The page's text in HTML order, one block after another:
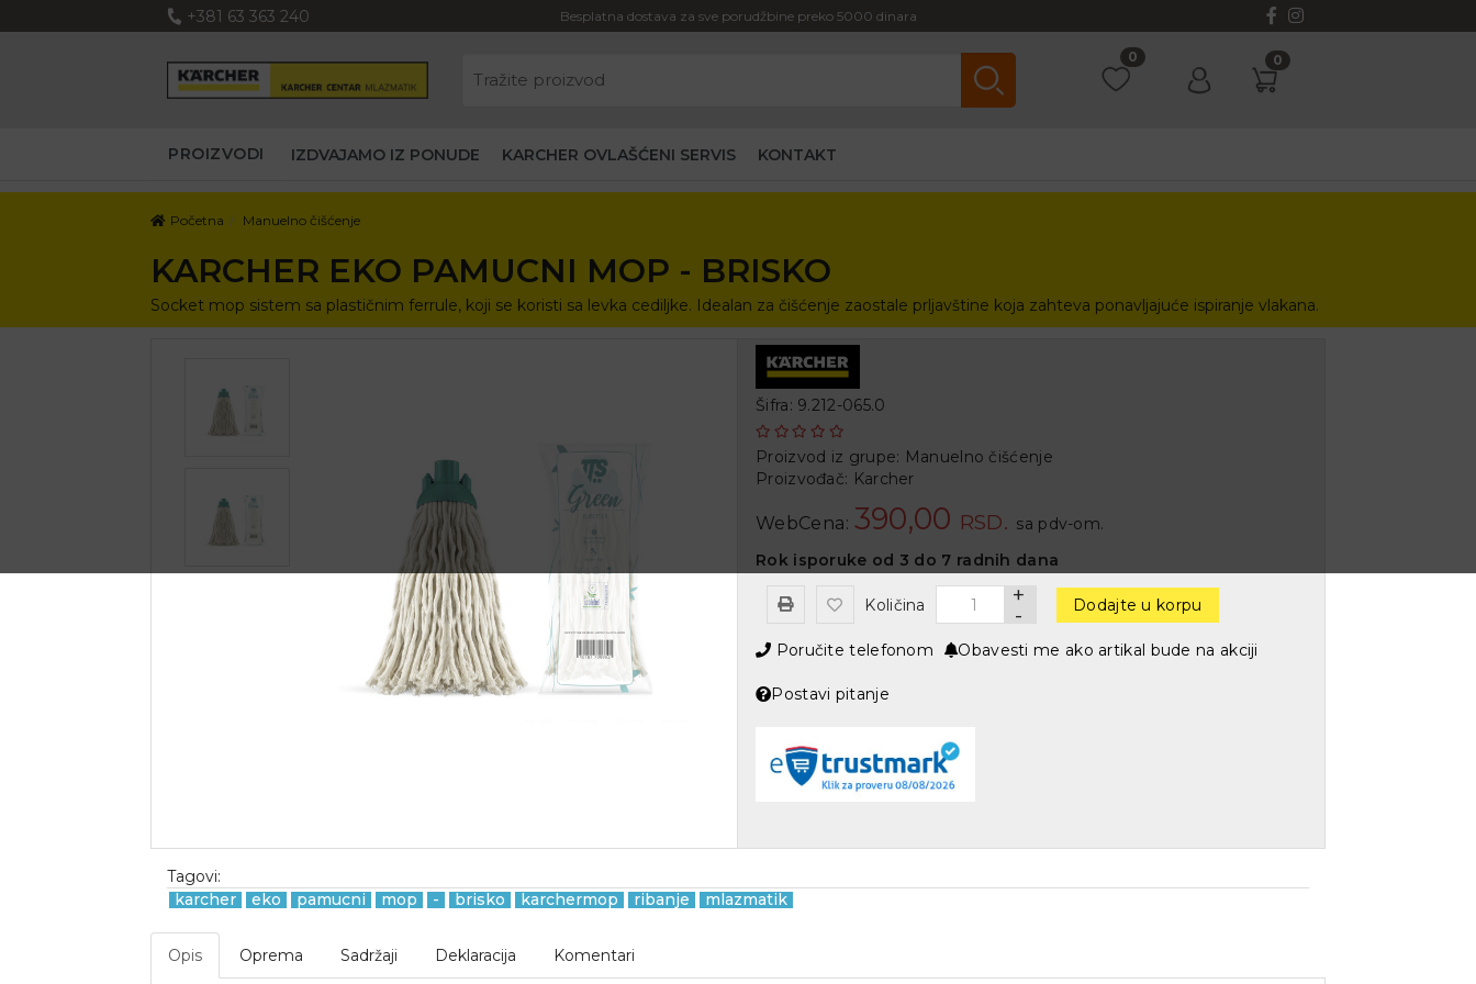
+381 63 363 240 Besplatna dostava za sve porudžbine preko 5000 dinara
0 0
PROIZVODI IZDVAJAMO IZ PONUDE KARCHER OVLAŠĆENI SERVIS KONTAKT
Početna Manuelno čišćenje
KARCHER EKO PAMUCNI MOP - BRISKO
Socket mop sistem sa plastičnim ferrule, koji se koristi sa levka cediljke. Idealan za čišćenje zaostale prljavštine koja zahteva ponavljajuće ispiranje vlakana.
Šifra: 9.212-065.0
Proizvod iz grupe: Manuelno čišćenje
Proizvođač: Karcher
WebCena: 390,00 RSD. sa pdv-om.
Rok isporuke od 3 do 7 radnih dana
Količina -
+ Dodajte u korpu
Poručite telefonom Obavesti me ako artikal bude na akciji
Postavi pitanje
Tagovi:
karcher
eko pamucni mop - brisko karchermop ribanje mlazmatik
Opis Oprema Sadržaji Deklaracija Komentari